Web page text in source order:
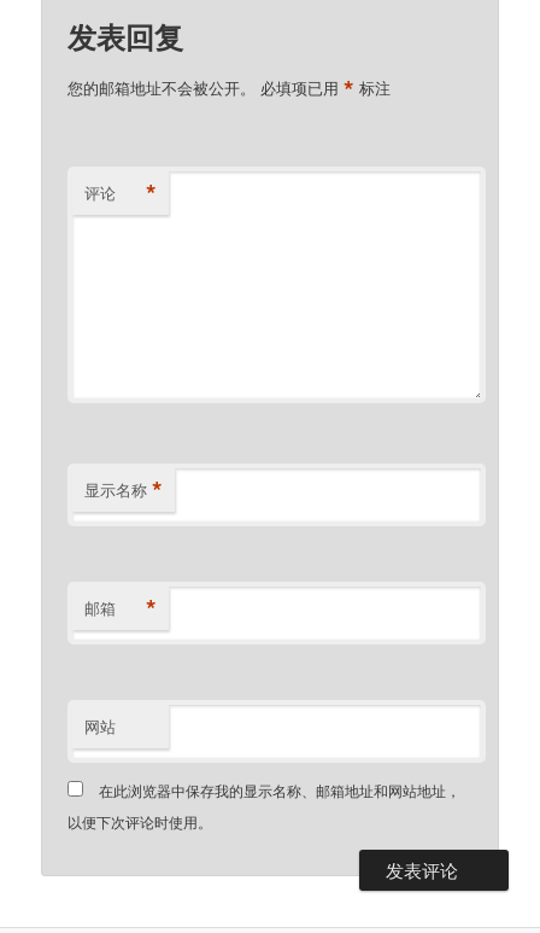
发表回复
您的邮箱地址不会被公开。 必填项已用* 标注
评论 *
显示名称 *
邮箱 *
网站
在此浏览器中保存我的显示名称、邮箱地址和网站地址，
以便下次评论时使用。